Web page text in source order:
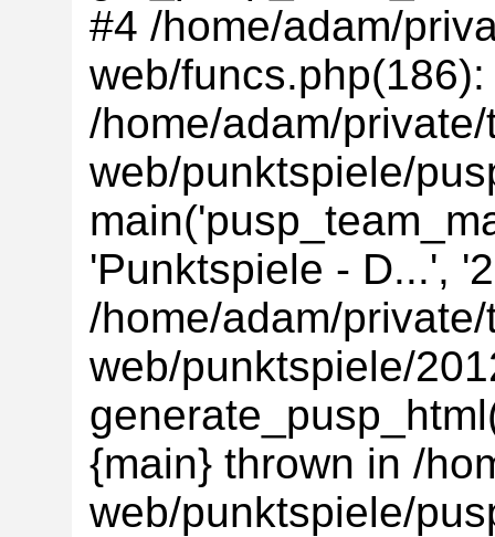
#4 /home/adam/
web/
/home/adam/
web/punktspiele/
'Punktspiele - D...',
/home/adam/
web/punktspiele/
{main} thrown in /
web/punktspiele/